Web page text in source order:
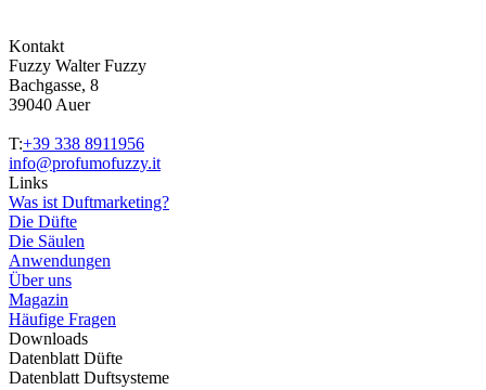
Kontakt
Fuzzy Walter Fuzzy
Bachgasse, 8
39040 Auer
T:+39 338 8911956
info@profumofuzzy.it
Links
Was ist Duftmarketing?
Die Düfte
Die Säulen
Anwendungen
Über uns
Magazin
Häufige Fragen
Downloads
Datenblatt Düfte
Datenblatt Duftsysteme